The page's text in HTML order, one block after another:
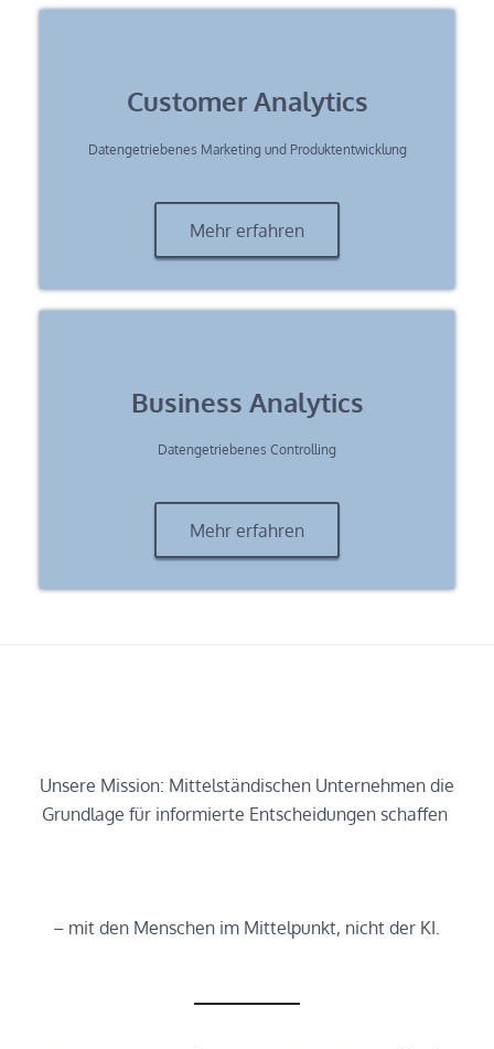
Customer Analytics
Datengetriebenes Marketing und Produktentwicklung
Mehr erfahren
Business Analytics
Datengetriebenes Controlling
Mehr erfahren
Unsere Mission: Mittelständischen Unternehmen die
Grundlage für informierte Entscheidungen schaffen
– mit den Menschen im Mittelpunkt, nicht der KI.